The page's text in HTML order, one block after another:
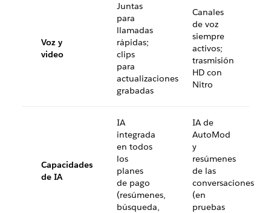
Voz y
video
Juntas
para
llamadas
rápidas;
clips
para
actualizaciones
grabadas
Canales
de voz
siempre
activos;
trasmisión
HD con
Nitro
Capacidades
de IA
IA
integrada
en todos
los
planes
de pago
(resúmenes,
búsqueda,
IA de
AutoMod
y
resúmenes
de las
conversaciones
(en
pruebas